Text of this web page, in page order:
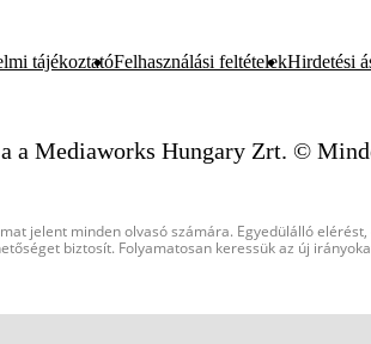
tájékoztatóFelhasználási feltételekHirdetési
a Mediaworks Hungary Zrt. ©
jelent minden olvasó számára. Egyedülálló
biztosít. Folyamatosan keressük az új